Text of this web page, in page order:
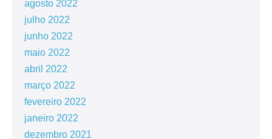
agosto 2022
julho 2022
junho 2022
maio 2022
abril 2022
março 2022
fevereiro 2022
janeiro 2022
dezembro 2021